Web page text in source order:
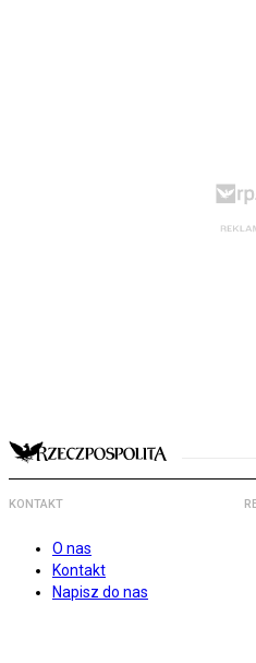
KONTAKT
O nas
Kontakt
Napisz do nas